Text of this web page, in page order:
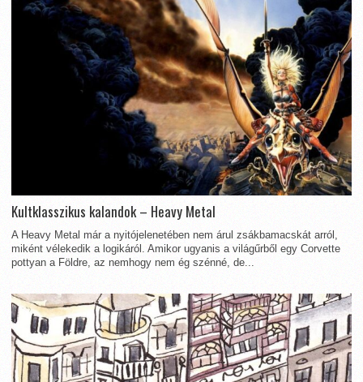
Kultklasszikus kalandok – Heavy Metal
A Heavy Metal már a nyitójelenetében nem árul zsákbamacskát arról,
miként vélekedik a logikáról. Amikor ugyanis a világűrből egy Corvette
pottyan a Földre, az nemhogy nem ég szénné, de...